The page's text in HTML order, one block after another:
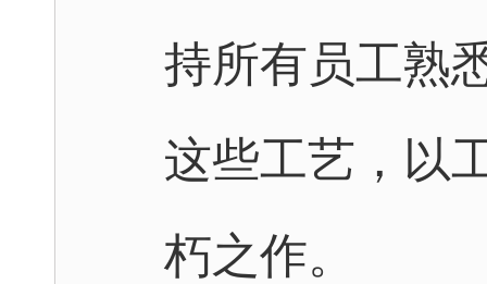
持所有员工熟
这些工艺，以
朽之作。